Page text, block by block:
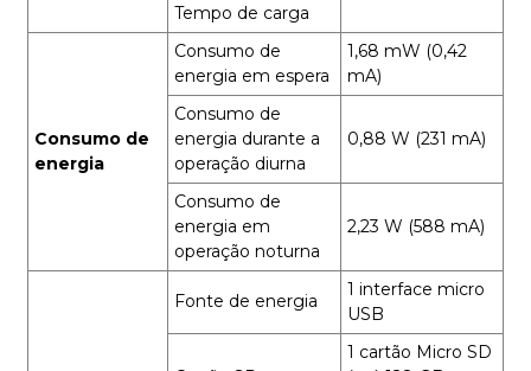
Tempo de carga
Consumo de
energia
Consumo de
energia em espera
1,68 mW (0,42
mA)
Consumo de
energia durante a
operação diurna
0,88 W (231 mA)
Consumo de
energia em
operação noturna
2,23 W (588 mA)
Fonte de energia
1 interface micro
USB
1 cartão Micro SD